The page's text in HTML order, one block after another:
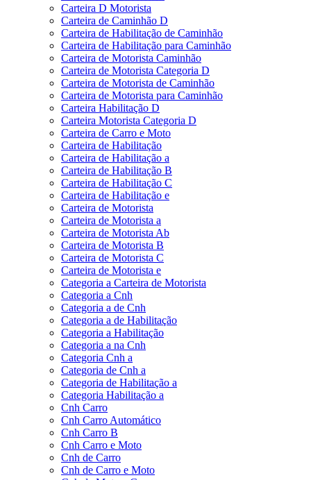
Carteira D Motorista
Carteira de Caminhão D
Carteira de Habilitação de Caminhão
Carteira de Habilitação para Caminhão
Carteira de Motorista Caminhão
Carteira de Motorista Categoria D
Carteira de Motorista de Caminhão
Carteira de Motorista para Caminhão
Carteira Habilitação D
Carteira Motorista Categoria D
Carteira de Carro e Moto
Carteira de Habilitação
Carteira de Habilitação a
Carteira de Habilitação B
Carteira de Habilitação C
Carteira de Habilitação e
Carteira de Motorista
Carteira de Motorista a
Carteira de Motorista Ab
Carteira de Motorista B
Carteira de Motorista C
Carteira de Motorista e
Categoria a Carteira de Motorista
Categoria a Cnh
Categoria a de Cnh
Categoria a de Habilitação
Categoria a Habilitação
Categoria a na Cnh
Categoria Cnh a
Categoria de Cnh a
Categoria de Habilitação a
Categoria Habilitação a
Cnh Carro
Cnh Carro Automático
Cnh Carro B
Cnh Carro e Moto
Cnh de Carro
Cnh de Carro e Moto